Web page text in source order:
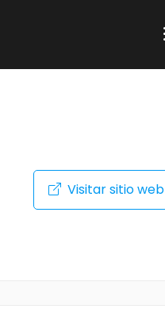
Visitar sitio web